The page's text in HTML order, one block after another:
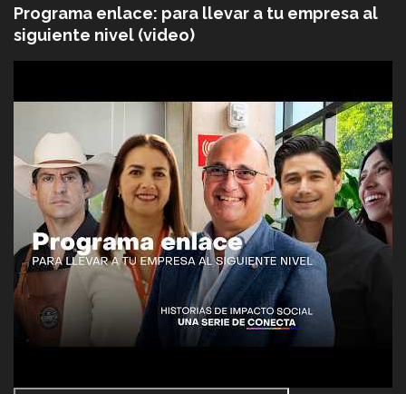
Programa enlace: para llevar a tu empresa al
siguiente nivel (video)